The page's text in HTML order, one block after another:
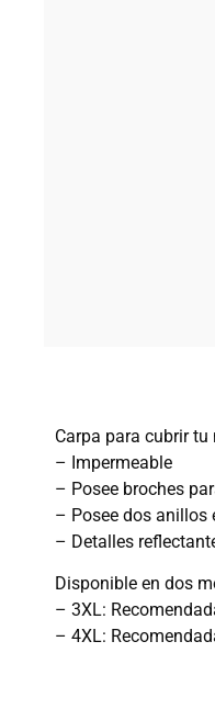
Carpa para cubrir tu
– Impermeable
– Posee broches
– Posee dos anillos
– Detalles
Disponible en dos
– 3XL:
– 4XL: